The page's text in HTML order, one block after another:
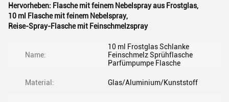
Hervorheben: Flasche mit feinem Nebelspray aus Frostglas,
10 ml Flasche mit feinem Nebelspray,
Reise-Spray-Flasche mit Feinschmelzspray
Name:
10 ml Frostglas Schlanke
Feinschmelz Sprühflasche
Parfümpumpe Flasche
Material: Glas/Aluminium/Kunststoff